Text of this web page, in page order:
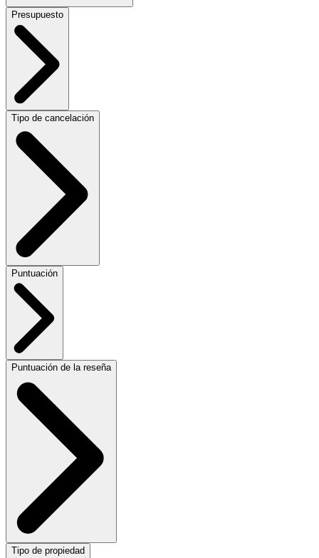
Presupuesto
Tipo de cancelación
Puntuación
Puntuación de la reseña
Tipo de propiedad